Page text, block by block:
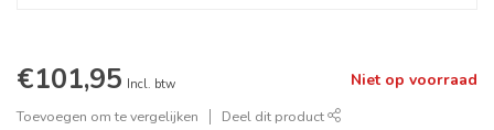
€101,95 Incl. btw Niet op voorraad
Toevoegen om te vergelijken Deel dit product